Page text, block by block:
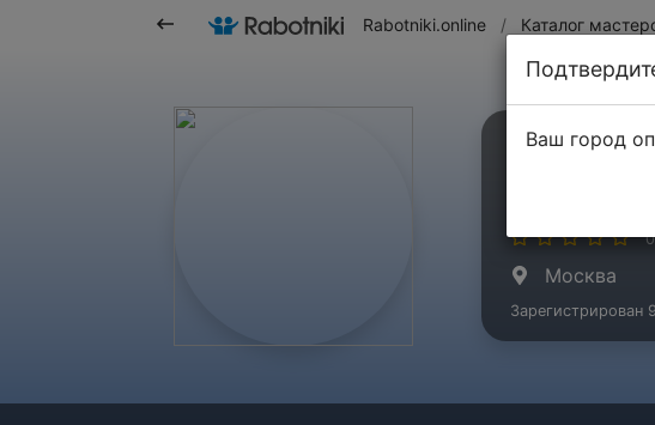
Rabotniki.online / Каталог
Москва
Зарегистрирован
Ваш город